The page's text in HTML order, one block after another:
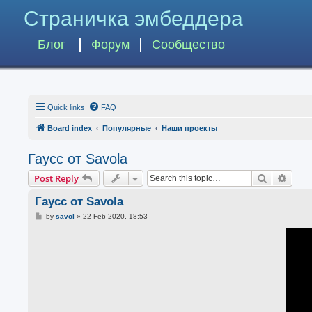
Страничка эмбеддера
Блог Форум Сообщество
Quick links FAQ
Board index Популярные Наши проекты
Гаусс от Savola
Post Reply Search
Гаусс от Savola
Pby savol » 22 Feb 2020, 18:53